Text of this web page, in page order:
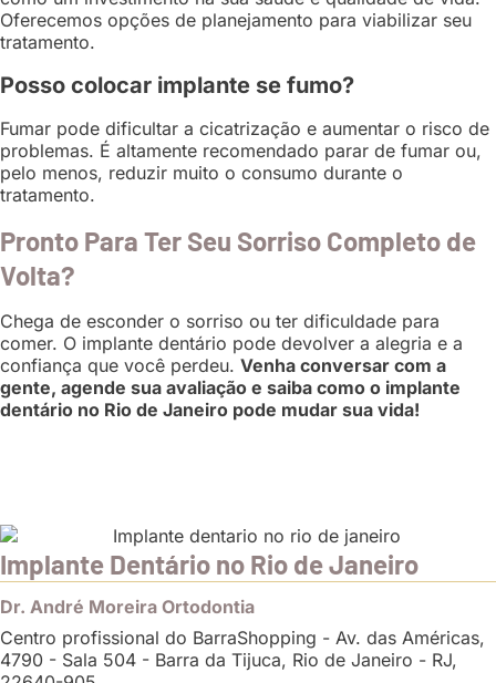
Oferecemos opções de planejamento para viabilizar seu
tratamento.
Posso colocar implante se fumo?
Fumar pode dificultar a cicatrização e aumentar o risco de
problemas. É altamente recomendado parar de fumar ou,
pelo menos, reduzir muito o consumo durante o
tratamento.
Pronto Para Ter Seu Sorriso Completo de
Volta?
Chega de esconder o sorriso ou ter dificuldade para
comer. O implante dentário pode devolver a alegria e a
confiança que você perdeu. Venha conversar com a
gente, agende sua avaliação e saiba como o implante
dentário no Rio de Janeiro pode mudar sua vida!
Implante Dentário no Rio de Janeiro
Dr. André Moreira Ortodontia
Centro profissional do BarraShopping - Av. das Américas,
4790 - Sala 504 - Barra da Tijuca, Rio de Janeiro - RJ,